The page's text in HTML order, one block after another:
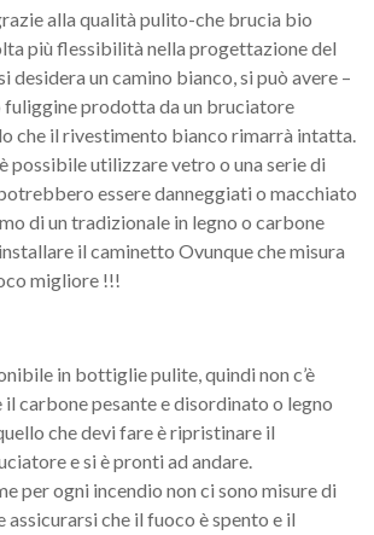
alla qualità pulito-che brucia bio
più flessibilità nella progettazione del
desidera un camino bianco, si può avere –
fuliggine prodotta da un bruciatore
che il rivestimento bianco rimarrà intatta.
possibile utilizzare vetro o una serie di
essere danneggiati o macchiato
di un tradizionale in legno o carbone
il caminetto Ovunque che misura
migliore !!!
in bottiglie pulite, quindi non c’è
carbone pesante e disordinato o legno
che devi fare è ripristinare il
e si è pronti ad andare.
per ogni incendio non ci sono misure di
assicurarsi che il fuoco è spento e il